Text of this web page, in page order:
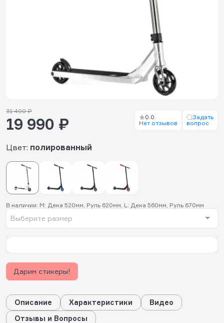
Цвет: полированный
В наличии: M: Дека 520мм, Руль 620мм, L: Дека 560мм, Руль 670мм
Выберите размер
31 400 ₽
19 990 ₽
0.0
Нет отзывов
Задать
вопрос
Дарим стикеры!
Описание Характеристики
Видео
Отзывы и Вопросы